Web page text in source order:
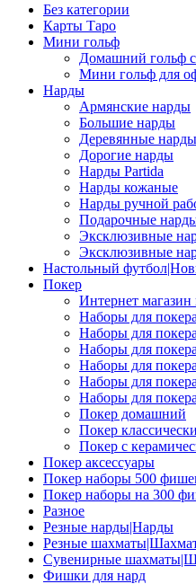
Без категории
Карты Таро
Мини гольф
Домашний гольф
Мини гольф для
Нарды
Армянские нарды
Большие нарды
Деревянные нарды
Дорогие нарды
Нарды Partida
Нарды кожаные
Нарды ручной
Подарочные
Эксклюзивные
Эксклюзивные
Настольный
Покер
Интернет магазин
Наборы для покера
Наборы для
Наборы для
Наборы для
Наборы для
Наборы для
Покер домашний
Покер
Покер с
Покер аксессуары
Покер наборы 500
Покер наборы на 300
Разное
Резные нарды|Нарды
Резные
Сувенирные
Фишки для нард